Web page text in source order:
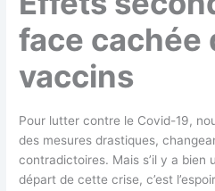
face cachée
vaccins
Pour lutter contre le Covid-19,
des mesures drastiques,
contradictoires. Mais s’il y a bien
départ de cette crise, c’est